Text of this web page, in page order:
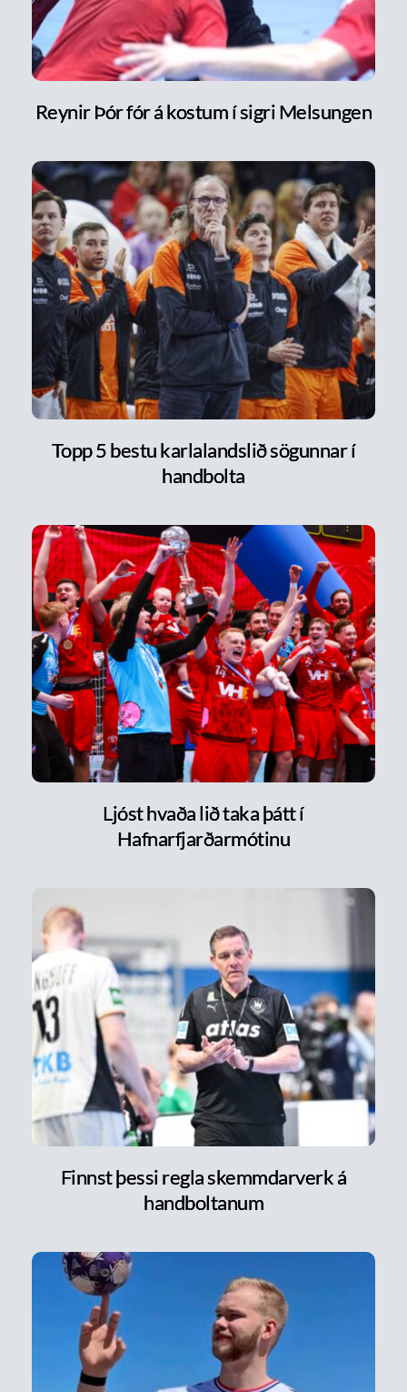
Reynir Þór fór á kostum í sigri Melsungen
Topp 5 bestu karlalandslið sögunnar í
handbolta
Ljóst hvaða lið taka þátt í
Hafnarfjarðarmótinu
Finnst þessi regla skemmdarverk á
handboltanum